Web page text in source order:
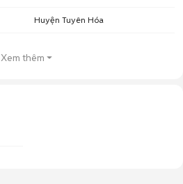
Huyện Tuyên Hóa
Xem thêm